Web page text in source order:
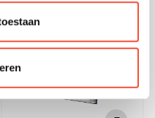
FLUIDSEAL